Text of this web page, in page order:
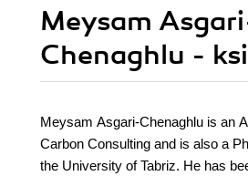
Meysam
Chenaghlu -
Meysam Asgari-Chenaghlu is an
Carbon Consulting and is also a
the University of Tabriz. He has